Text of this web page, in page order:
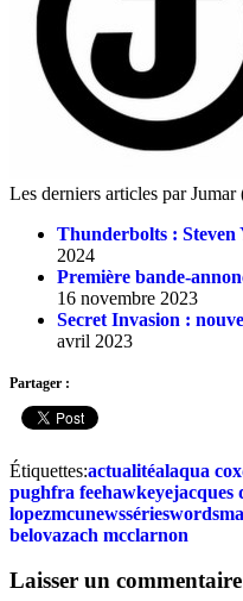
Les derniers articles par Jumar
Thunderbolts : Steven
2024
Première bande-
16 novembre 2023
Secret Invasion :
avril 2023
Partager :
Étiquettes:actualitéalaqua cox
pughfra feehawkeyejacques
lopezmcunewssérie
belovazach mcclarnon
Laisser un commentaire